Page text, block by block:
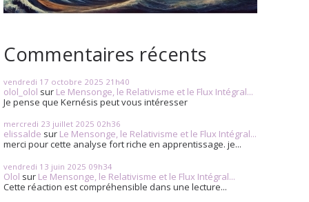
Commentaires récents
vendredi 17 octobre 2025 21h40
olol_olol sur Le Mensonge, le Relativisme et le Flux Intégral...
Je pense que Kernésis peut vous intéresser
mercredi 23 juillet 2025 02h36
elissalde sur Le Mensonge, le Relativisme et le Flux Intégral...
merci pour cette analyse fort riche en apprentissage. je...
vendredi 13 juin 2025 09h34
Olol sur Le Mensonge, le Relativisme et le Flux Intégral...
Cette réaction est compréhensible dans une lecture...